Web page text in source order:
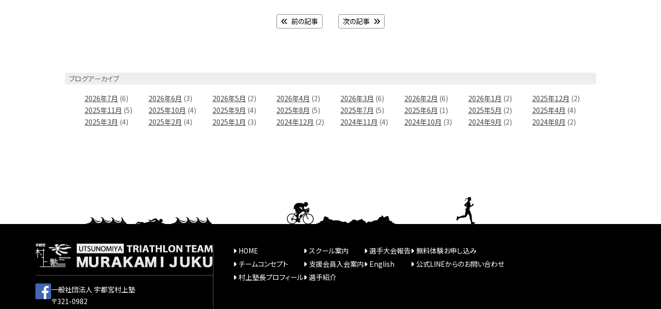
前の記事 次の記事
ブログアーカイブ
2026年7月 (6) 2026年6月 (3) 2026年5月 (2) 2026年4月 (2) 2026年3月 (6) 2026年2月 (6) 2026年1月 (2) 2025年12月 (2)
2025年11月 (5) 2025年10月 (4) 2025年9月 (4) 2025年8月 (5) 2025年7月 (5) 2025年6月 (1) 2025年5月 (2) 2025年4月 (4)
2025年3月 (4) 2025年2月 (4) 2025年1月 (3) 2024年12月 (2) 2024年11月 (4) 2024年10月 (3) 2024年9月 (2) 2024年8月 (2)
一般社団法人 宇都宮村上塾
〒321-0982
HOME
チームコンセプト
村上塾長プロフィール
スクール案内
支援会員入会案内
選手紹介
選手大会報告
English
無料体験お申し込み
公式LINEからのお問い合わせ